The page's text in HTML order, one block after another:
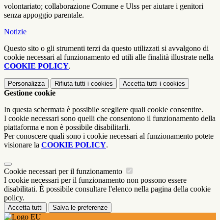
volontariato; collaborazione Comune e Ulss per aiutare i genitori
senza appoggio parentale.
Notizie
Questo sito o gli strumenti terzi da questo utilizzati si avvalgono di
cookie necessari al funzionamento ed utili alle finalità illustrate nella
COOKIE POLICY.
Personalizza Rifiuta tutti i cookies Accetta tutti i cookies
Gestione cookie
In questa schermata è possibile scegliere quali cookie consentire.
I cookie necessari sono quelli che consentono il funzionamento della
piattaforma e non è possibile disabilitarli.
Per conoscere quali sono i cookie necessari al funzionamento potete
visionare la COOKIE POLICY.
Cookie necessari per il funzionamento
I cookie necessari per il funzionamento non possono essere
disabilitati. È possibile consultare l'elenco nella pagina della cookie
policy.
Accetta tutti Salva le preferenze